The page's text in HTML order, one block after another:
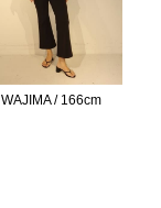
WAJIMA / 166cm